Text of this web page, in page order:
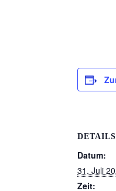
DETAILS
Datum:
31. Juli
Zeit: